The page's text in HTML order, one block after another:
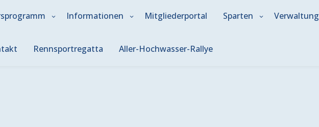
Informationen Mitgliederportal Sparten Verwaltung
Rennsportregatta Aller-Hochwasser-Rallye